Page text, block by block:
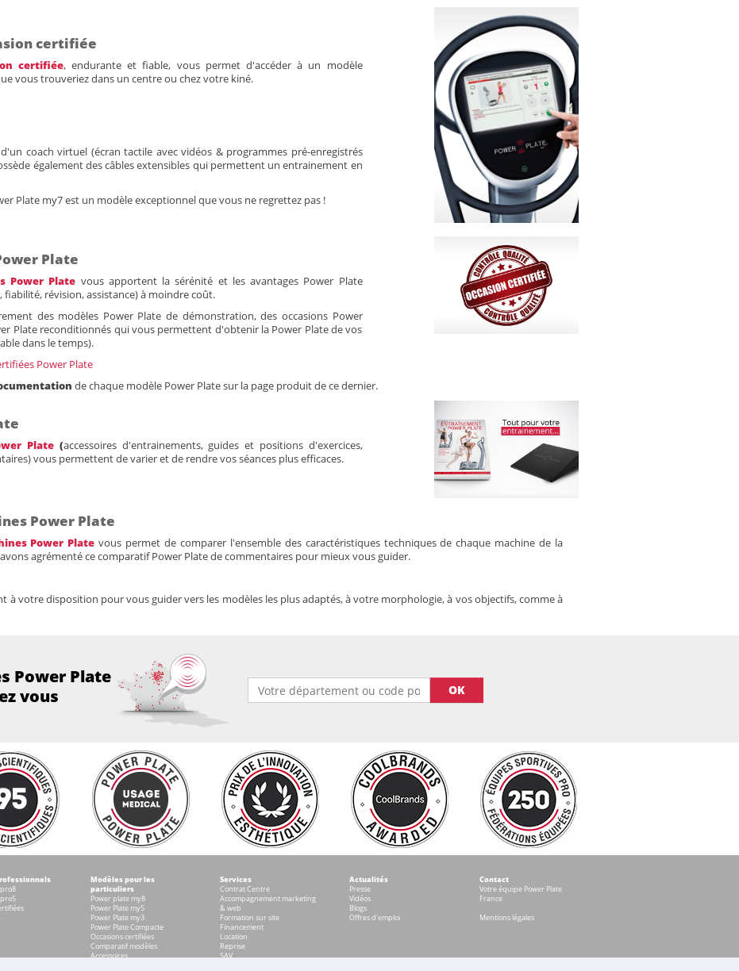
certifiée
certifiée, endurante et fiable, vous permet d'accéder à un modèle
vous trouveriez dans un centre ou chez votre kiné.
coach virtuel (écran tactile avec vidéos & programmes pré-enregistrés
également des câbles extensibles qui permettent un entrainement en
Plate my7 est un modèle exceptionnel que vous ne regrettez pas !
Plate
Power Plate vous apportent la sérénité et les avantages Power Plate
révision, assistance) à moindre coût.
des modèles Power Plate de démonstration, des occasions Power
Plate reconditionnés qui vous permettent d'obtenir la Power Plate de vos
dans le temps).
Power Plate
de chaque modèle Power Plate sur la page produit de ce dernier.
Plate (accessoires d'entrainements, guides et positions d'exercices,
vous permettent de varier et de rendre vos séances plus efficaces.
Power Plate
Power Plate vous permet de comparer l'ensemble des caractéristiques techniques de chaque machine de la
agrémenté ce comparatif Power Plate de commentaires pour mieux vous guider.
à votre disposition pour vous guider vers les modèles les plus adaptés, à votre morphologie, à vos objectifs, comme à
Power Plate
vous
OK
Modèles pour les
particuliers
Power plate my8
Power Plate my5
Power Plate my3
Power Plate Compacte
Occasions certifiées
Comparatif modèles
Accessoires
Services
Contrat Centre
Accompagnement marketing
& web
Formation sur site
Financement
Location
Reprise
SAV
Actualités
Presse
Vidéos
Blogs
Offres d'emploi
Contact
Votre équipe Power Plate
France
Mentions légales